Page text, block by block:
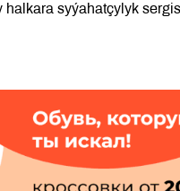
halkara syýahatçylyk